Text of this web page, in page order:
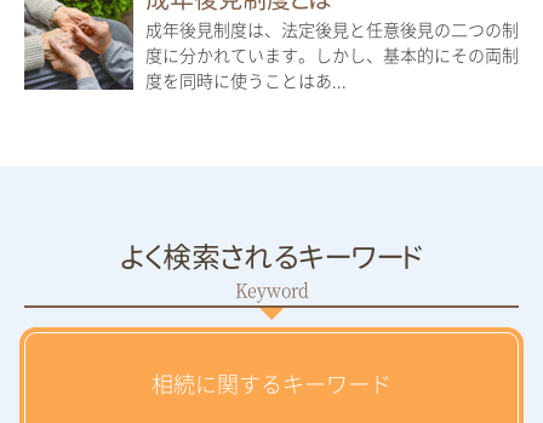
成年後見制度は、法定後見と任意後見の二つの制
度に分かれています。しかし、基本的にその両制
度を同時に使うことはあ...
よく検索されるキーワード
相続に関するキーワード